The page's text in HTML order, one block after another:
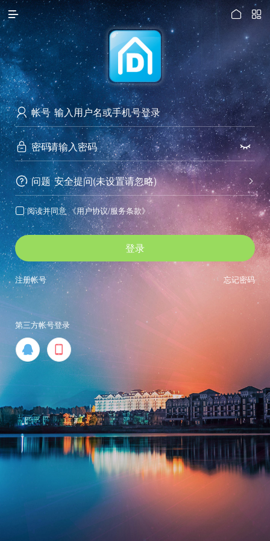

访问电脑版
 

 帐号
 密码 
 问题 
安全提问(未设置请忽略)
 阅读并同意 《用户协议/服务条款》
登录
忘记密码
注册帐号
第三方帐号登录
 